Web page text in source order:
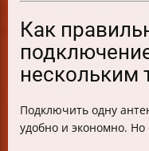
Как
нескольким
Подключить одну
удобно и экономно.